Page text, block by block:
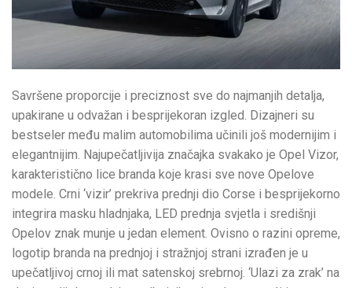
Savršene proporcije i preciznost sve do najmanjih detalja,
upakirane u odvažan i besprijekoran izgled. Dizajneri su
bestseler među malim automobilima učinili još modernijim i
elegantnijim. Najupečatljivija značajka svakako je Opel Vizor,
karakteristično lice branda koje krasi sve nove Opelove
modele. Crni ‘vizir’ prekriva prednji dio Corse i besprijekorno
integrira masku hladnjaka, LED prednja svjetla i središnji
Opelov znak munje u jedan element. Ovisno o razini opreme,
logotip branda na prednjoj i stražnjoj strani izrađen je u
upečatljivoj crnoj ili mat satenskoj srebrnoj. ‘Ulazi za zrak’ na